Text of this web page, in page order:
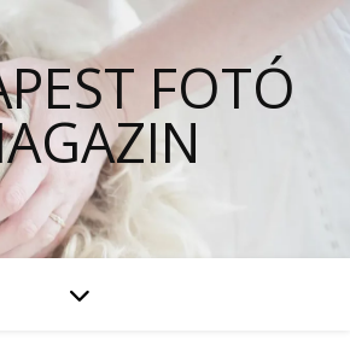
FOTÓ